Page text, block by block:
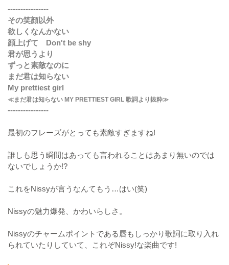
----------------
その笑顔以外
欲しくなんかない
顔上げて Don't be shy
君が思うより
ずっと素敵なのに
まだ君は知らない
My prettiest girl
≪まだ君は知らない MY PRETTIEST GIRL 歌詞より抜粋≫
----------------
最初のフレーズがとっても素敵すぎますね!
誰しも思う瞬間はあっても言われることはあまり無いのでは
ないでしょうか!?
これをNissyが言うなんてもう…はい(笑)
Nissyの魅力爆発、かわいらしさ。
Nissyのチャームポイントである唇もしっかり歌詞に取り入れ
られていたりしていて、これぞNissy!な楽曲です!